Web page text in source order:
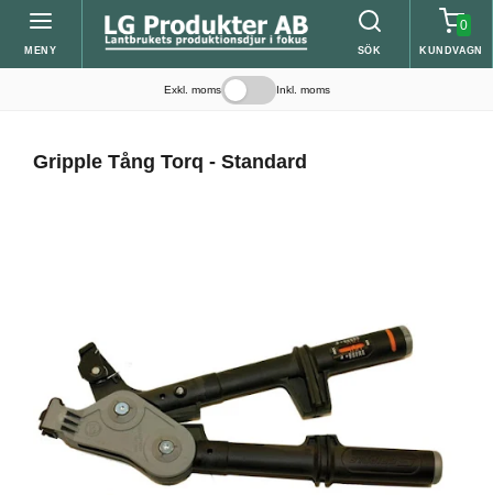
MENY SÖK
0
KUNDVAGN
Exkl. moms Inkl. moms
Gripple Tång Torq - Standard